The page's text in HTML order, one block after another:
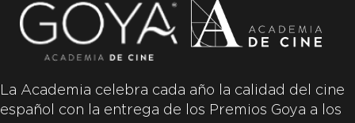
La Academia celebra cada año la calidad del cine
español con la entrega de los Premios Goya a los